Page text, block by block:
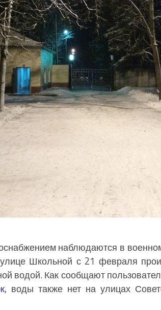
наблюдаются в
Школьной с 21 февраля
водой. Как сообщают
, воды также нет на улицах